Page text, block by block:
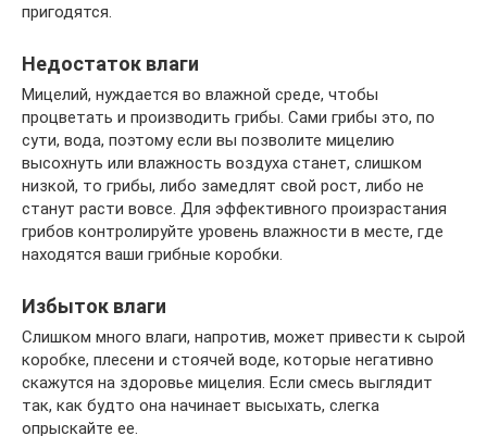
пригодятся.
Недостаток влаги
Мицелий, нуждается во влажной среде, чтобы
процветать и производить грибы. Сами грибы это, по
сути, вода, поэтому если вы позволите мицелию
высохнуть или влажность воздуха станет, слишком
низкой, то грибы, либо замедлят свой рост, либо не
станут расти вовсе. Для эффективного произрастания
грибов контролируйте уровень влажности в месте, где
находятся ваши грибные коробки.
Избыток влаги
Слишком много влаги, напротив, может привести к сырой
коробке, плесени и стоячей воде, которые негативно
скажутся на здоровье мицелия. Если смесь выглядит
так, как будто она начинает высыхать, слегка
опрыскайте ее.